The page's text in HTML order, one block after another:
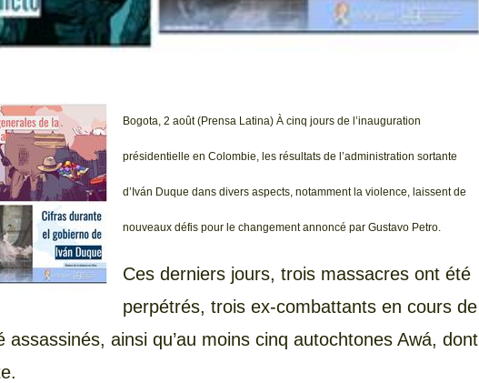
Bogota, 2 août (Prensa Latina) À cinq jours de l’inauguration
présidentielle en Colombie, les résultats de l’administration sortante
d’Iván Duque dans divers aspects, notamment la violence, laissent de
nouveaux défis pour le changement annoncé par Gustavo Petro.
Ces derniers jours, trois massacres ont été
perpétrés, trois ex-combattants en cours de
assassinés, ainsi qu’au moins cinq autochtones Awá, dont